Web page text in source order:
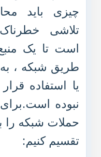
چیزی باید
تلاشی
است تا یک
طریق شبکه ، به
یا استفاده
نبوده
حملات شبکه
تقسیم کنیم: